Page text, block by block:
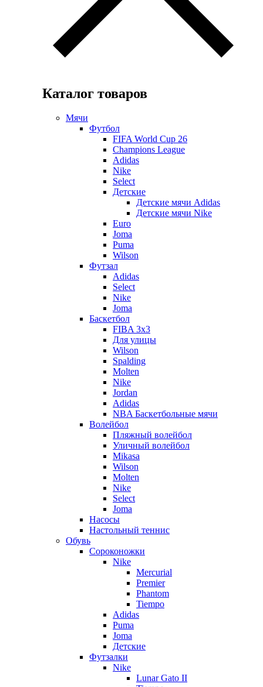
Каталог товаров
Мячи
Футбол
FIFA World Cup 26
Champions League
Adidas
Nike
Select
Детские
Детские мячи Adidas
Детские мячи Nike
Euro
Joma
Puma
Wilson
Футзал
Adidas
Select
Nike
Joma
Баскетбол
FIBA 3x3
Для улицы
Wilson
Spalding
Molten
Nike
Jordan
Adidas
NBA Баскетбольные мячи
Волейбол
Пляжный волейбол
Уличный волейбол
Mikasa
Wilson
Molten
Nike
Select
Joma
Насосы
Настольный теннис
Обувь
Сороконожки
Nike
Mercurial
Premier
Phantom
Tiempo
Adidas
Puma
Joma
Детские
Футзалки
Nike
Lunar Gato II